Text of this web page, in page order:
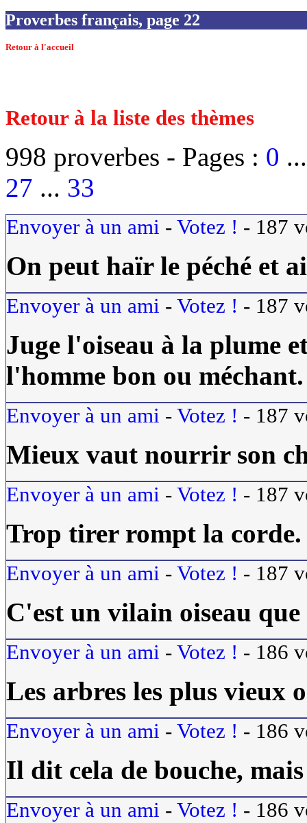
Proverbes français, page 22
Retour à l'accueil
Retour à la liste des thèmes
998 proverbes - Pages : 0
27 ... 33
Envoyer à un ami - Votez ! - 187
On peut haïr le péché et
Envoyer à un ami - Votez ! - 187
Juge l'oiseau à la plume
l'homme bon ou méchant.
Envoyer à un ami - Votez ! - 187
Mieux vaut nourrir son
Envoyer à un ami - Votez ! - 187
Trop tirer rompt la corde.
Envoyer à un ami - Votez ! - 187
C'est un vilain oiseau
Envoyer à un ami - Votez ! - 186
Les arbres les plus vieux
Envoyer à un ami - Votez ! - 186
Il dit cela de bouche,
Envoyer à un ami - Votez ! - 186